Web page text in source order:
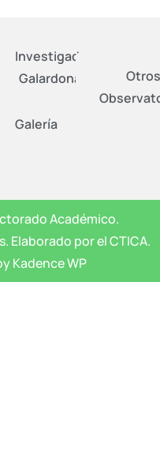
Investigadores
Galardonados
Galería
Otros
Académico.
Elaborado por el CTICA.
Kadence WP